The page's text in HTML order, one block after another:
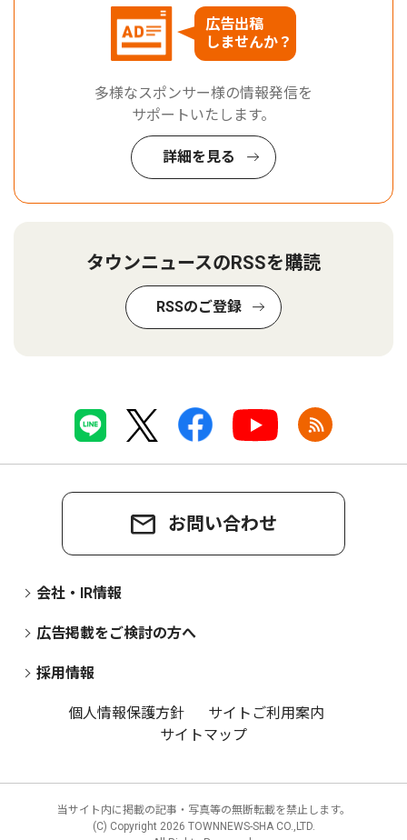
広告出稿
しませんか？
多様なスポンサー様の情報発信を
サポートいたします。
詳細を見る
タウンニュースのRSSを購読
RSSのご登録
お問い合わせ
会社・IR情報
広告掲載をご検討の方へ
採用情報
個人情報保護方針
サイトご利用案内
サイトマップ
当サイト内に掲載の記事・写真等の無断転載を禁止します。
(C) Copyright 2026 TOWNNEWS-SHA CO.,LTD.